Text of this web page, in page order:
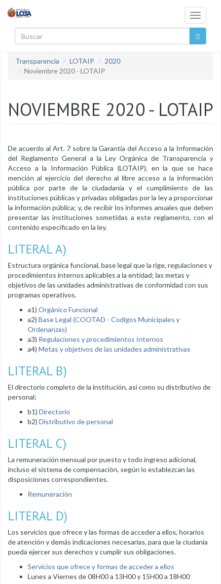
Toggle
Transparencia
LOTAIP
2020
Noviembre 2020 - LOTAIP
NOVIEMBRE 2020 - LOTAIP
De acuerdo al Art. 7 sobre la Garantía del Acceso a la Información
del Reglamento General a la Ley Orgánica de Transparencia y
Acceso a la Información Pública (LOTAIP), en la que se hace
mención al ejercicio del derecho al libre acceso a la información
pública por parte de la ciudadanía y el cumplimiento de las
instituciones públicas y privadas obligadas por la ley a proporcionar
la información pública; y, de recibir los informes anuales que deben
presentar las instituciones sometidas a este reglamento, con el
contenido especificado en la ley.
LITERAL A)
Estructura orgánica funcional, base legal que la rige, regulaciones y
procedimientos internos aplicables a la entidad; las metas y
objetivos de las unidades administrativas de conformidad con sus
programas operativos.
a1) Orgánico Funcional
a2) Base Legal (COOTAD - Codigos Municipales y
Ordenanzas)
a3) Regulaciones y procedimientos Internos
a4) Metas y objetivos de las unidades administrativas
LITERAL B)
El directorio completo de la institución, así como su distributivo de
personal;
b1) Directorio
b2) Distributivo de personal
LITERAL C)
La remuneración mensual por puesto y todo ingreso adicional,
incluso el sistema de compensación, según lo establezcan las
disposiciones correspondientes.
Remuneración
LITERAL D)
Los servicios que ofrece y las formas de acceder a ellos, horarios
de atención y demás indicaciones necesarias, para que la ciudanía
pueda ejercer sus derechos y cumplir sus obligaciones.
Servicios que ofrece y formas de acceder a ellos
Lunes a Viernes de 08H00 a 13H00 y 15H00 a 18H00